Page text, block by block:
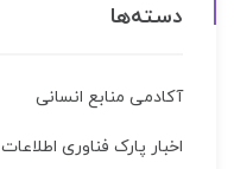
دسته‌ها
آکادمی منابع انسانی
اخبار پارک فناوری اطلاعات